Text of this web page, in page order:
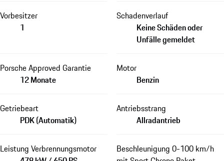
Vorbesitzer
1
Schadenverlauf
Keine Schäden oder
Unfälle gemeldet
Porsche Approved Garantie
12 Monate
Motor
Benzin
Getriebeart
PDK (Automatik)
Antriebsstrang
Allradantrieb
Leistung Verbrennungsmotor
Beschleunigung 0-100 km/h